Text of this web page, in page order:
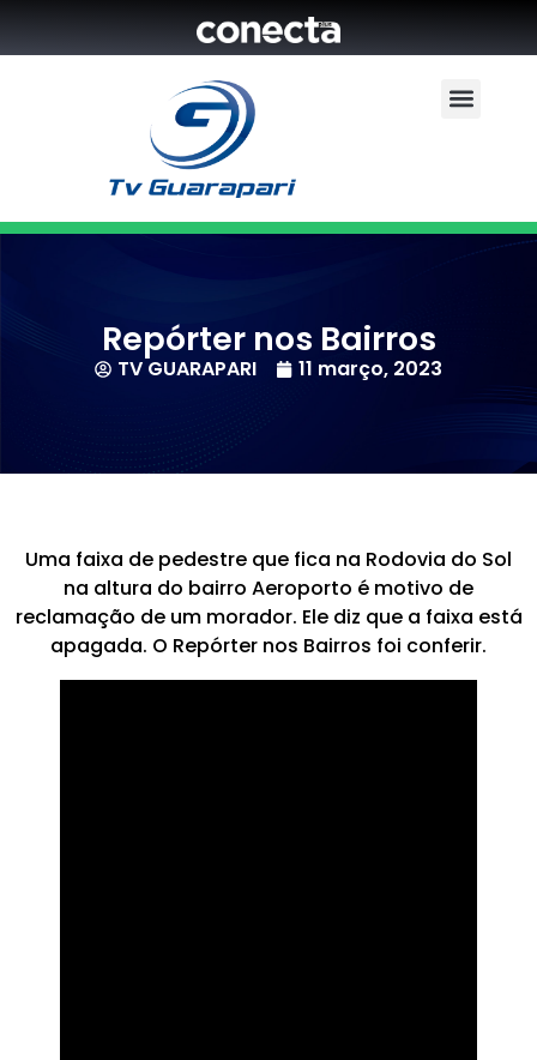
Repórter nos Bairros
TV GUARAPARI 11 março, 2023
Uma faixa de pedestre que fica na Rodovia do Sol
na altura do bairro Aeroporto é motivo de
reclamação de um morador. Ele diz que a faixa está
apagada. O Repórter nos Bairros foi conferir.